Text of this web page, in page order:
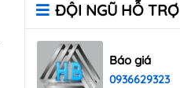
ĐỘI NGŨ HỖ TRỢ
Báo giá
0936629323